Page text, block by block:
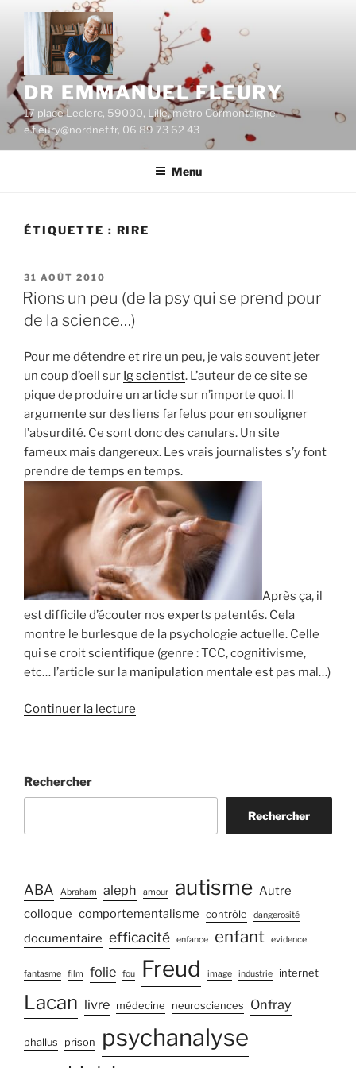
Aller
contenu
principal
DR EMMANUEL FLEURY
17 place Leclerc, 59000, Lille, métro Cormontaigne,
e.fleury@nordnet.fr, 06 89 73 62 43
Menu
ÉTIQUETTE : RIRE
PUBLIÉ
LE
31 AOÛT 2010
Rions un peu (de la psy qui se prend pour
de la science…)
Pour me détendre et rire un peu, je vais souvent jeter
un coup d’oeil sur Ig scientist. L’auteur de ce site se
pique de produire un article sur n’importe quoi. Il
argumente sur des liens farfelus pour en souligner
l’absurdité. Ce sont donc des canulars. Un site
fameux mais dangereux. Les vrais journalistes s’y font
prendre de temps en temps.
Après ça, il
est difficile d’écouter nos experts patentés. Cela
montre le burlesque de la psychologie actuelle. Celle
qui se croit scientifique (genre : TCC, cognitivisme,
etc… l’article sur la manipulation mentale est pas mal…)
Continuer la lecture
pour
de
la
Rechercher
Rechercher
ABA Abraham aleph amour autisme Autre
colloque comportementalisme contrôle dangerosité
documentaire efficacité enfance enfant evidence
fantasme film folie fou Freud image industrie internet
Lacan livre médecine neurosciences Onfray
phallus prison psychanalyse